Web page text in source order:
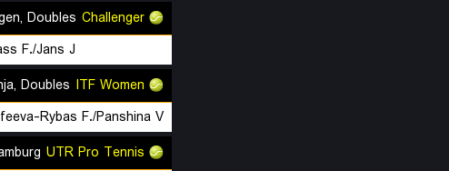
Challenger
Doubles
F./Jans J.
ITF Women
Doubles
UTR Pro Tennis